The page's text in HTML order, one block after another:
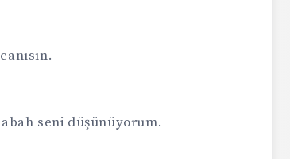
seni düşünüyorum.